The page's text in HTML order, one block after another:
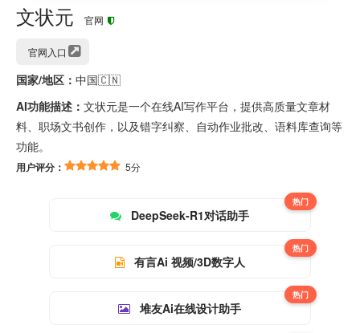
文状元 官网
官网入口
国家/地区： 中国🇨🇳
AI功能描述： 文状元是一个在线AI写作平台，提供高质量文章材
料、职场文书创作，以及错字纠察、自动作业批改、语料库查询等
功能。
用户评分： 5分
DeepSeek-R1对话助手
热门
有言Ai 视频/3D数字人
热门
堆友Ai在线设计助手
热门